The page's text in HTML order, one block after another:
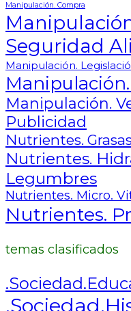
Manipulación. Compra
Seguridad
Manipulación.
Manipulación.
Publicidad
Nutrientes.
Nutrientes.
Legumbres
Nutrientes. Micro.
Nutrientes.
temas clasificados